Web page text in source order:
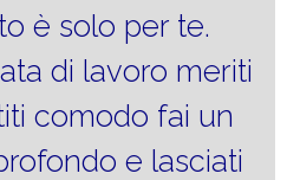
è solo per te.
di lavoro meriti
comodo fai un
e lasciati